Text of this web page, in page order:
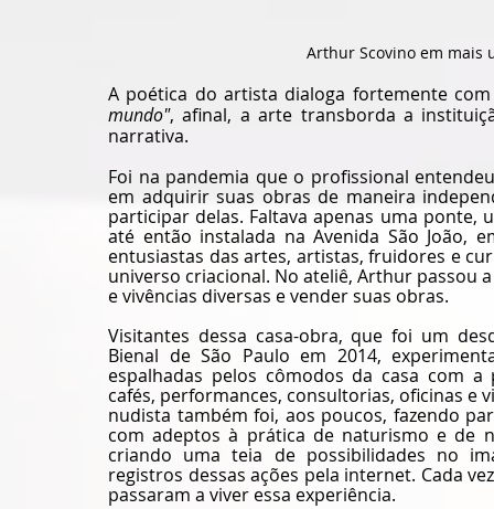
Arthur Scovino em mais
A poética do artista dialoga fortemente
mundo", afinal, a arte transborda a
narrativa.
Foi na pandemia que o profissional
em adquirir suas obras de maneira
participar delas. Faltava apenas uma ponte,
até então instalada na Avenida São João,
entusiastas das artes, artistas, fruidores e
universo criacional. No ateliê, Arthur passou
e vivências diversas e vender suas obras.
Visitantes dessa casa-obra, que foi um
Bienal de São Paulo em 2014,
espalhadas pelos cômodos da casa com a
cafés, performances, consultorias, oficinas e
nudista também foi, aos poucos, fazendo
com adeptos à prática de naturismo e de
criando uma teia de possibilidades no
registros dessas ações pela internet. Cada
passaram a viver essa experiência.